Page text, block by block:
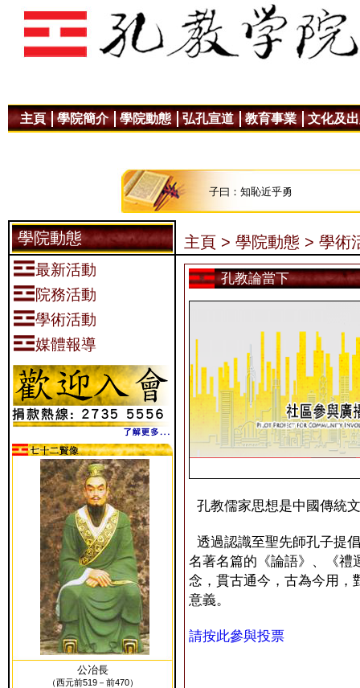
主頁 學院簡介 學院動態 弘孔宣道 教育事業 文化及
子曰：知恥近乎勇
學院動態
最新活動
院務活動
學術活動
媒體報導
公冶長
（西元前519－前470）
主頁 > 學院動態 > 學術
孔教論當下
孔教儒家思想是中國傳統
透過認識至聖先師孔子提
名著名篇的《論語》、《禮
念，貫古通今，古為今用，
意義。
請按此參與投票